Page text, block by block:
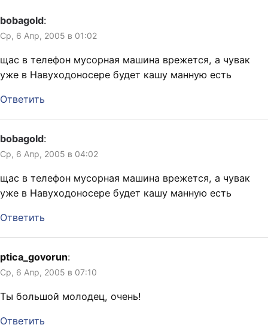
bobagold:
Ср, 6 Апр, 2005 в 01:02
щас в телефон мусорная машина врежется, а чувак
уже в Навуходоносере будет кашу манную есть
Ответить
bobagold:
Ср, 6 Апр, 2005 в 04:02
щас в телефон мусорная машина врежется, а чувак
уже в Навуходоносере будет кашу манную есть
Ответить
ptica_govorun:
Ср, 6 Апр, 2005 в 07:10
Ты большой молодец, очень!
Ответить